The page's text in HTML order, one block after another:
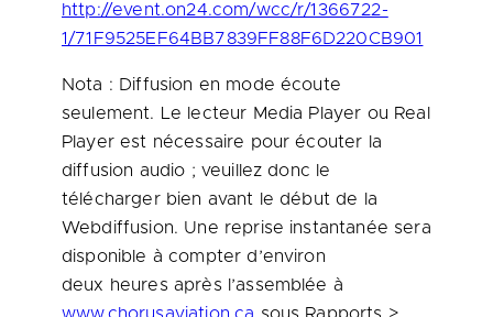
http://event.on24.com/wcc/r/1366722-
1/71F9525EF64BB7839FF88F6D220CB901
Nota : Diffusion en mode écoute
seulement. Le lecteur Media Player ou Real
Player est nécessaire pour écouter la
diffusion audio ; veuillez donc le
télécharger bien avant le début de la
Webdiffusion. Une reprise instantanée sera
disponible à compter d’environ
deux heures après l’assemblée à